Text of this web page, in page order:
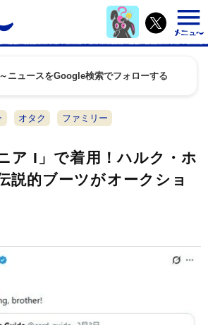
ニュースをGoogle検索でフォローする
オタク ファミリー
ア I」で着用！ハルク・ホ
説的ブーツがオークショ